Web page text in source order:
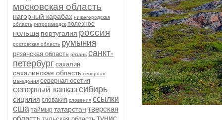
московская область
нагорный карабах нижегородская
область петрозаводск полезное
польша португалия россия
ростовская область румыния
рязанская область рязань санкт-
петербург сахалин
сахалинская область северная
македония северная осетия
северный кавказ сибирь
сицилия словакия словения ссылки
сша таймыр татарстан тверская
область
тунис